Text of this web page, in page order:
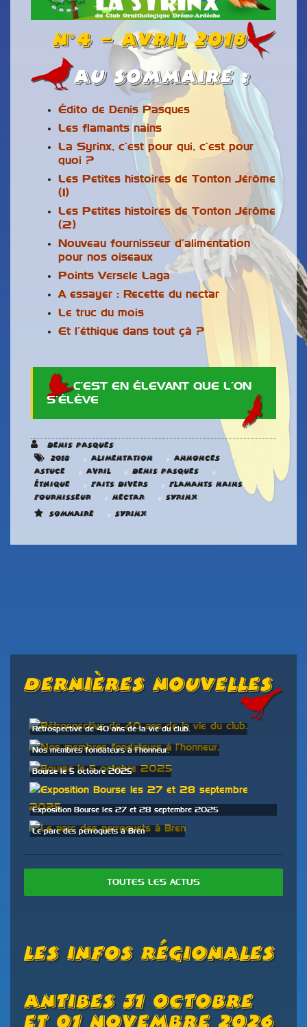
n°4 – Avril 2018
Au Sommaire :
Édito de Denis Pasques
Les flamants nains
La Syrinx, c’est pour qui, c’est pour
quoi ?
Les Petites histoires de Tonton Jérôme
(1)
Les Petites histoires de Tonton Jérôme
(2)
Nouveau fournisseur d’alimentation
pour nos oiseaux
Points Versele Laga
A essayer : Recette du nectar
Le truc du mois
Et l’éthique dans tout çà ?
C’EST EN ÉLEVANT QUE L’ON
S’ÉLÈVE
Denis Pasques
2018
, Alimentation , Annonces ,
astuce , Avril , Denis Pasques ,
éthique , Faits divers , Flamants nains ,
Fournisseur , Nectar , Syrinx
Sommaire
, Syrinx
Dernières Nouvelles
Rétrospective de 40 ans de la vie du club.
Nos membres fondateurs à l’honneur.
Bourse le 5 octobre 2025
Exposition Bourse les 27 et 28 septembre 2025
Le parc des perroquets à Bren
TOUTES LES ACTUS
Les Infos Régionales
Antibes 31 Octobre